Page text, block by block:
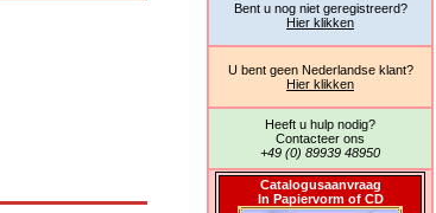
Bent u nog niet geregistreerd?
Hier klikken
U bent geen Nederlandse klant?
Hier klikken
Heeft u hulp nodig?
Contacteer ons
+49 (0) 89939 48950
Catalogusaanvraag
In Papiervorm of CD